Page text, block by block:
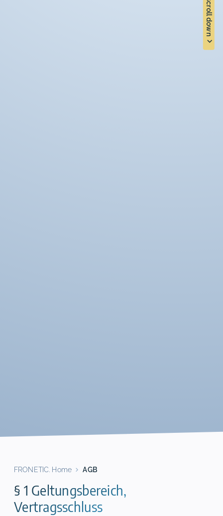
scroll down
FRONETIC. Home AGB
§ 1 Geltungsbereich,
Vertragsschluss